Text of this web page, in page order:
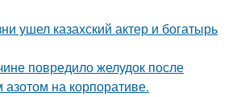
ушел казахский актер и богатырь
повредило желудок после
азотом на корпоративе.